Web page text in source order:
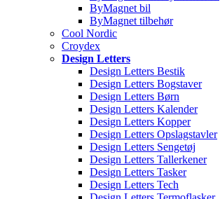
ByMagnet bil
ByMagnet tilbehør
Cool Nordic
Croydex
Design Letters
Design Letters Bestik
Design Letters Bogstaver
Design Letters Børn
Design Letters Kalender
Design Letters Kopper
Design Letters Opslagstavler
Design Letters Sengetøj
Design Letters Tallerkener
Design Letters Tasker
Design Letters Tech